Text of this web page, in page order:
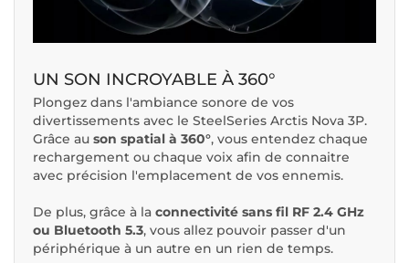
UN SON INCROYABLE À 360°
Plongez dans l'ambiance sonore de vos
divertissements avec le SteelSeries Arctis Nova 3P.
Grâce au son spatial à 360°, vous entendez chaque
rechargement ou chaque voix afin de connaitre
avec précision l'emplacement de vos ennemis.
De plus, grâce à la connectivité sans fil RF 2.4 GHz
ou Bluetooth 5.3, vous allez pouvoir passer d'un
périphérique à un autre en un rien de temps.